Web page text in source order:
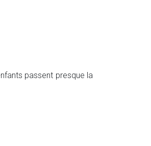
passent presque la